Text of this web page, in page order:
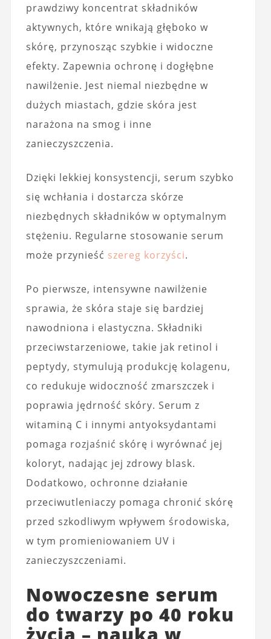
prawdziwy koncentrat składników
aktywnych, które wnikają głęboko w
skórę, przynosząc szybkie i widoczne
efekty. Zapewnia ochronę i dogłębne
nawilżenie. Jest niemal niezbędne w
dużych miastach, gdzie skóra jest
narażona na smog i inne
zanieczyszczenia.
Dzięki lekkiej konsystencji, serum szybko
się wchłania i dostarcza skórze
niezbędnych składników w optymalnym
stężeniu. Regularne stosowanie serum
może przynieść szereg korzyści.
Po pierwsze, intensywne nawilżenie
sprawia, że skóra staje się bardziej
nawodniona i elastyczna. Składniki
przeciwstarzeniowe, takie jak retinol i
peptydy, stymulują produkcję kolagenu,
co redukuje widoczność zmarszczek i
poprawia jędrność skóry. Serum z
witaminą C i innymi antyoksydantami
pomaga rozjaśnić skórę i wyrównać jej
koloryt, nadając jej zdrowy blask.
Dodatkowo, ochronne działanie
przeciwutleniaczy pomaga chronić skórę
przed szkodliwym wpływem środowiska,
w tym promieniowaniem UV i
zanieczyszczeniami.
Nowoczesne serum
do twarzy po 40 roku